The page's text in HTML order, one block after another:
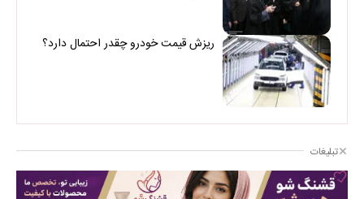
ریزش قیمت خودرو چقدر احتمال دارد؟
تبلیغات